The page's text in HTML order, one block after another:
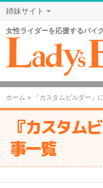
姉妹サイト
女性ライダーを応援するバイ
ホーム > 『カスタムビルダー』
『カスタム
事一覧